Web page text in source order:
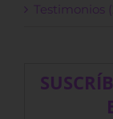
Testimonios